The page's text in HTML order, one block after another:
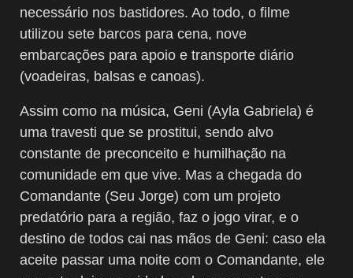
necessário nos bastidores. Ao todo, o filme
utilizou sete barcos para cena, nove
embarcações para apoio e transporte diário
(voadeiras, balsas e canoas).
Assim como na música, Geni (Ayla Gabriela) é
uma travesti que se prostitui, sendo alvo
constante de preconceito e humilhação na
comunidade em que vive. Mas a chegada do
Comandante (Seu Jorge) com um projeto
predatório para a região, faz o jogo virar, e o
destino de todos cai nas mãos de Geni: caso ela
aceite passar uma noite com o Comandante, ele